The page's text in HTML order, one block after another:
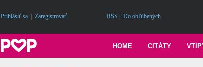
Prihlásiť sa Zaregistrovať RSS Do obľúbených
CITÁTY
HOME